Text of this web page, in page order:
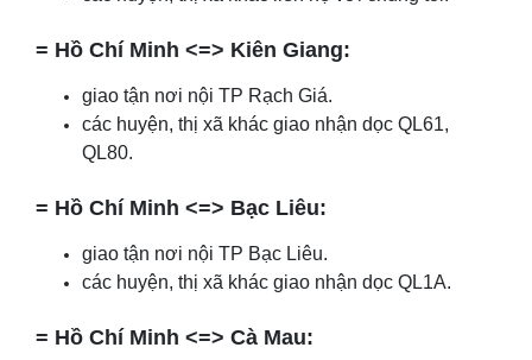
= Hồ Chí Minh <=> Kiên Giang:
giao tận nơi nội TP Rạch Giá.
các huyện, thị xã khác giao nhận dọc QL61,
QL80.
= Hồ Chí Minh <=> Bạc Liêu:
giao tận nơi nội TP Bạc Liêu.
các huyện, thị xã khác giao nhận dọc QL1A.
= Hồ Chí Minh <=> Cà Mau: